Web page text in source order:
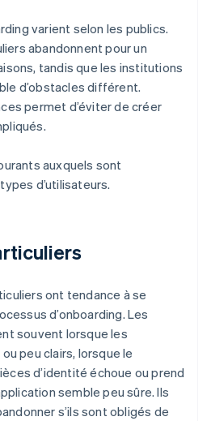
varient selon les publics.
abandonnent pour un
tandis que les institutions
d’obstacles différent.
permet d’éviter de créer
auxquels sont
d’utilisateurs.
ont tendance à se
d’onboarding. Les
souvent lorsque les
peu clairs, lorsque le
d’identité échoue ou prend
semble peu sûre. Ils
s’ils sont obligés de